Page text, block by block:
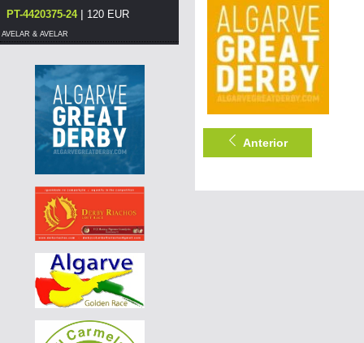
PT-4420375-24| 120 EUR
AVELAR & AVELAR
AGD WINTER RACE 2026 - 13A
PT-4420376-24|120 EUR
AVELAR & AVELAR
PT-4420375-24|110 EUR
PT-4420380-24|130 EUR
AVELAR & AVELAR
PT-4420380-24|120 EUR
AVELAR & AVELAR
PT-4420350-24 |120 EUR
AVELAR & AVELAR
PT-4420411-24| 190 EUR
Anterior